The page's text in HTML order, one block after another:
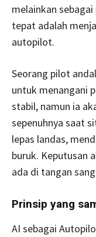
melainkan
tepat adalah
autopilot.
Seorang pilot
untuk menangani
stabil, namun ia
sepenuhnya saat
lepas landas,
buruk. Keputusan
ada di tangan
Prinsip yang
AI sebagai